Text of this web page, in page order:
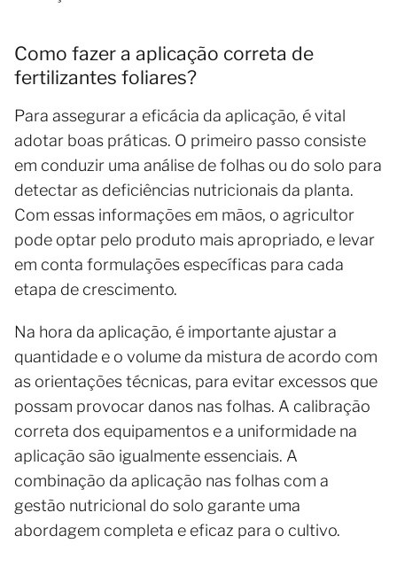
Como fazer a aplicação correta de
fertilizantes foliares?
Para assegurar a eficácia da aplicação, é vital
adotar boas práticas. O primeiro passo consiste
em conduzir uma análise de folhas ou do solo para
detectar as deficiências nutricionais da planta.
Com essas informações em mãos, o agricultor
pode optar pelo produto mais apropriado, e levar
em conta formulações específicas para cada
etapa de crescimento.
Na hora da aplicação, é importante ajustar a
quantidade e o volume da mistura de acordo com
as orientações técnicas, para evitar excessos que
possam provocar danos nas folhas. A calibração
correta dos equipamentos e a uniformidade na
aplicação são igualmente essenciais. A
combinação da aplicação nas folhas com a
gestão nutricional do solo garante uma
abordagem completa e eficaz para o cultivo.